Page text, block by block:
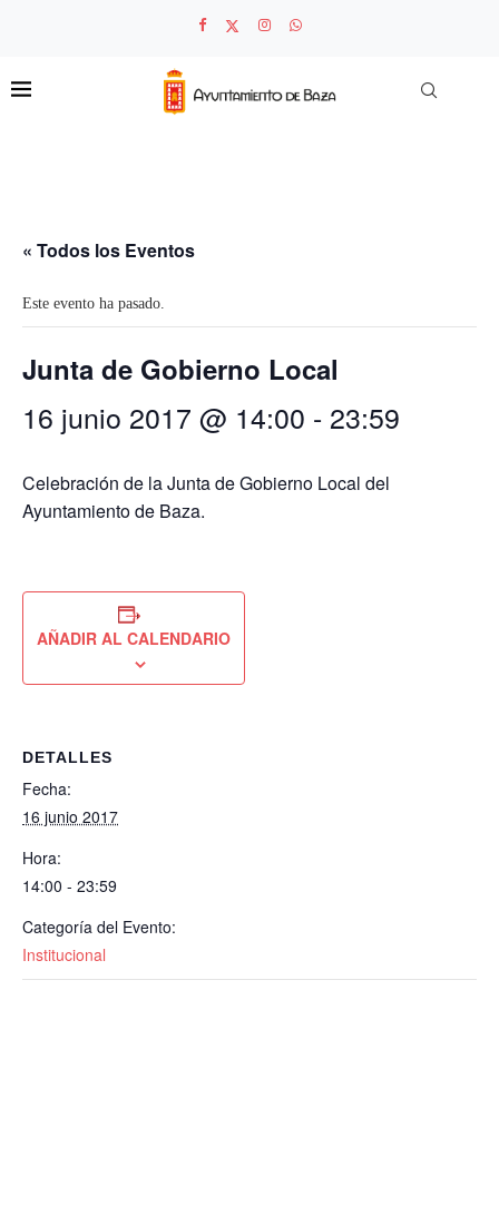
« Todos los Eventos
Este evento ha pasado.
Junta de Gobierno Local
16 junio 2017 @ 14:00 - 23:59
Celebración de la Junta de Gobierno Local del
Ayuntamiento de Baza.
AÑADIR AL CALENDARIO
DETALLES
Fecha:
16 junio 2017
Hora:
14:00 - 23:59
Categoría del Evento:
Institucional